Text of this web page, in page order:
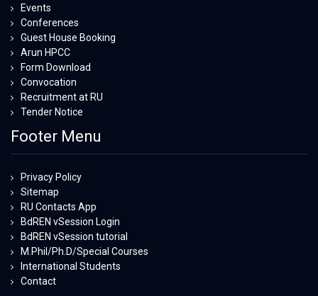
Events
Conferences
Guest House Booking
Arun HPCC
Form Download
Convocation
Recruitment at RU
Tender Notice
Footer Menu
Privacy Policy
Sitemap
RU Contacts App
BdREN vSession Login
BdREN vSession tutorial
M.Phil/Ph.D/Special Courses
International Students
Contact